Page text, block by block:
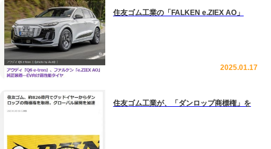
住友ゴム工業の「FALKEN e.ZIEX AO」
2025.01.17
住友ゴム工業が、「ダンロップ商標権」を